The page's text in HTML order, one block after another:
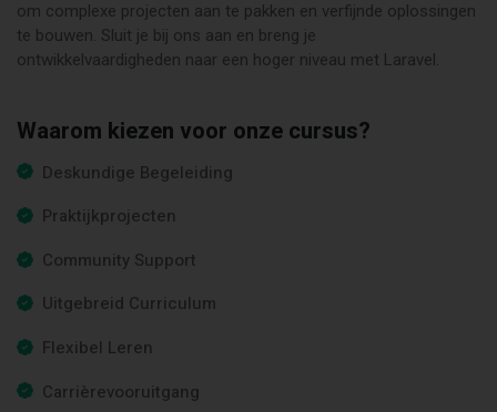
om complexe projecten aan te pakken en verfijnde oplossingen
te bouwen. Sluit je bij ons aan en breng je
ontwikkelvaardigheden naar een hoger niveau met Laravel.
Waarom kiezen voor onze cursus?
Deskundige Begeleiding
Praktijkprojecten
Community Support
Uitgebreid Curriculum
Flexibel Leren
Carrièrevooruitgang